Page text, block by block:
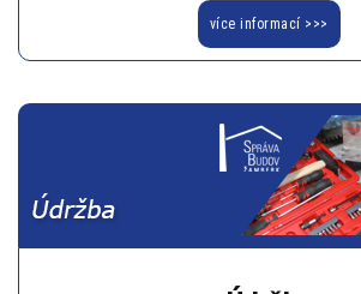
více informací >>>